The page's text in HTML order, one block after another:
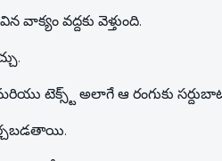
వద్దకు వెళ్తుంది.
టెక్స్ట్ అలాగే ఆ రంగుకు